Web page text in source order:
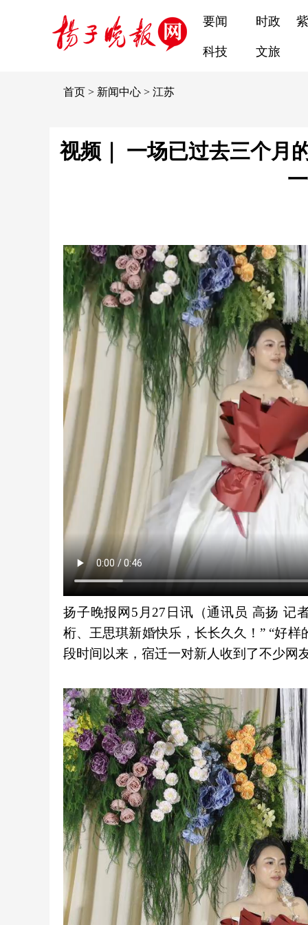
要闻 时政
科技 文旅
首页 > 新闻中心 > 江苏
视频｜ 一场已过去三个月
扬子晚报网5月27日讯（通讯员 高扬 记
桁、王思琪新婚快乐，长长久久！” “好
段时间以来，宿迁一对新人收到了不少网